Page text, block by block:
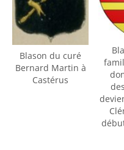
Blason du curé
Bernard Martin à
Castérus